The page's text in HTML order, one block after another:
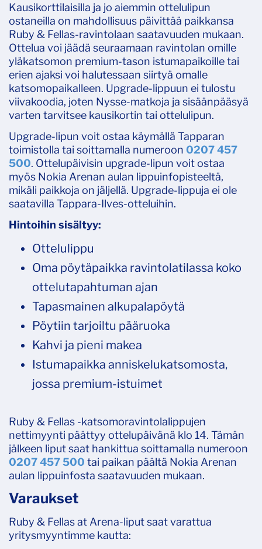
Kausikorttilaisilla ja jo aiemmin ottelulipun
ostaneilla on mahdollisuus päivittää paikkansa
Ruby & Fellas-ravintolaan saatavuuden mukaan.
Ottelua voi jäädä seuraamaan ravintolan omille
yläkatsomon premium-tason istumapaikoille tai
erien ajaksi voi halutessaan siirtyä omalle
katsomopaikalleen. Upgrade-lippuun ei tulostu
viivakoodia, joten Nysse-matkoja ja sisäänpääsyä
varten tarvitsee kausikortin tai ottelulipun.
Upgrade-lipun voit ostaa käymällä Tapparan
toimistolla tai soittamalla numeroon 0207 457
500. Ottelupäivisin upgrade-lipun voit ostaa
myös Nokia Arenan aulan lippuinfopisteeltä,
mikäli paikkoja on jäljellä. Upgrade-lippuja ei ole
saatavilla Tappara-Ilves-otteluihin.
Hintoihin sisältyy:
Ottelulippu
Oma pöytäpaikka ravintolatilassa koko
ottelutapahtuman ajan
Tapasmainen alkupalapöytä
Pöytiin tarjoiltu pääruoka
Kahvi ja pieni makea
Istumapaikka anniskelukatsomosta,
jossa premium-istuimet
Ruby & Fellas -katsomoravintolalippujen
nettimyynti päättyy ottelupäivänä klo 14. Tämän
jälkeen liput saat hankittua soittamalla numeroon
0207 457500 tai paikan päältä Nokia Arenan
aulan lippuinfosta saatavuuden mukaan.
Varaukset
Ruby & Fellas at Arena-liput saat varattua
yritysmyyntimme kautta: